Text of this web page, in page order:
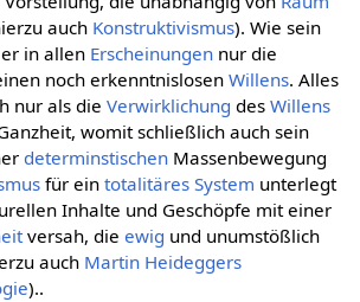
auch Konstruktivismus). Wie sein
in allen Erscheinungennur die
noch erkenntnislosen Willens. Alles
nur als die Verwirklichung des Willens
womit schließlich auch sein
determinstischenMassenbewegung
für ein totalitäres System unterlegt
Inhalte und Geschöpfe mit einer
versah, die ewig und unumstößlich
auch Martin Heideggers
)..